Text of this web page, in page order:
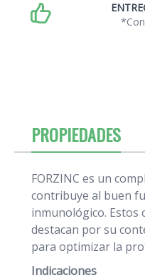
PROPIEDADES
FORZINC es un
contribuye al buen
inmunológico. Estos
destacan por su
para optimizar la
Indicaciones